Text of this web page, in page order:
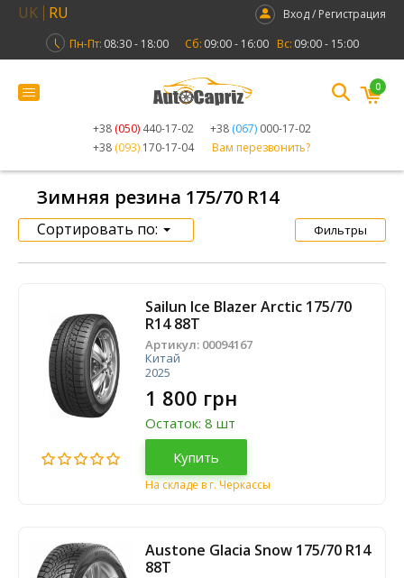
UK RU
Вход / Регистрация
Пн-Пт: 08:30 - 18:00 Сб: 09:00 - 16:00 Вс: 09:00 - 15:00
+38 (050) 440-17-02 +38 (067) 000-17-02
+38 (093) 170-17-04 Вам перезвонить?
0
Зимняя резина 175/70 R14
Сортировать по: Фильтры
Sailun Ice Blazer Arctic 175/70
R14 88T
Артикул: 00094167
Китай
2025
1 800 грн
Остаток: 8 шт
Купить
На складе в г. Черкассы
Austone Glacia Snow 175/70 R14
88T